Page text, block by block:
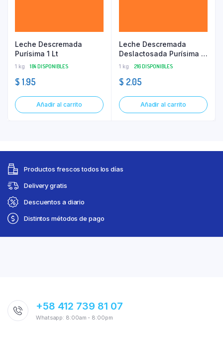
Leche Descremada
Purísima 1 Lt
1 kg 184 DISPONIBLES
$ 1.95
Añadir al carrito
Leche Descremada
Deslactosada Purísima 1
Lt
1 kg 216 DISPONIBLES
$ 2.05
Añadir al carrito
Productos frescos todos los días
Delivery gratis
Descuentos a diario
Distintos métodos de pago
+58 412 739 81 07
Whatsapp: 8:00am - 8:00pm